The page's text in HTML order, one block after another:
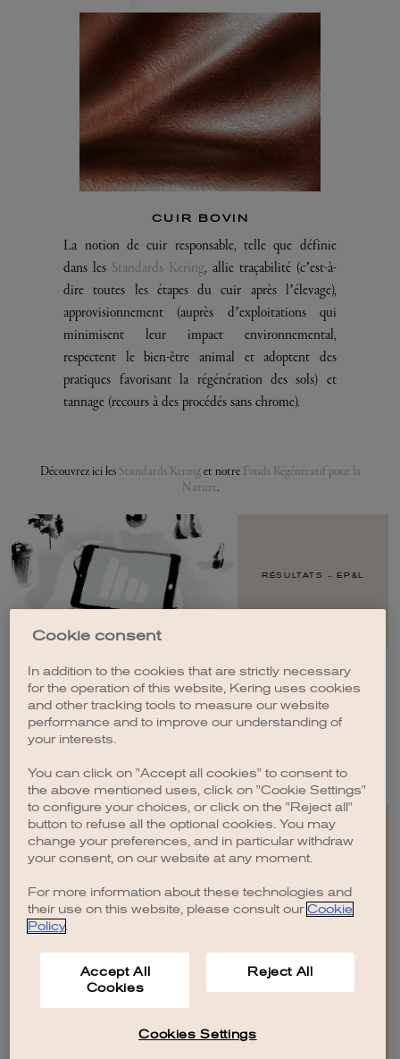
CUIR BOVIN
La notion de cuir responsable, telle que définie
dans les Standards Kering, allie traçabilité (c’est-à-
dire toutes les étapes du cuir après l’élevage),
approvisionnement (auprès d’exploitations qui
minimisent leur impact environnemental,
respectent le bien-être animal et adoptent des
pratiques favorisant la régénération des sols) et
tannage (recours à des procédés sans chrome).
Découvrez ici les Standards Kering et notre Fonds Régénératif pour la
Nature.
RÉSULTATS – EP&L
RÉSULTATS –
EFFET DE SERRE
(GES)
EN FR IT CN JP
PLAN DU SITE
MENTIONS LÉGALES
ACCESSIBILITE : NON CONFORME
COOKIES SETTINGS AND DO NOT SELL OR SHARE
Cookie consent
In addition to the cookies that are strictly necessary
for the operation of this website, Kering uses cookies
and other tracking tools to measure our website
performance and to improve our understanding of
your interests.
You can click on "Accept all cookies" to consent to
the above mentioned uses, click on "Cookie Settings"
to configure your choices, or click on the "Reject all"
button to refuse all the optional cookies. You may
change your preferences, and in particular withdraw
your consent, on our website at any moment.
For more information about these technologies and
their use on this website, please consult our Cookie
Policy.
Accept All
Cookies
Reject All
Cookies Settings